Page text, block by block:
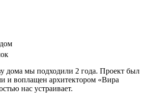
дома мы подходили 2 года. Проект был
и воплащен архитектором «Вира
нас устраивает.